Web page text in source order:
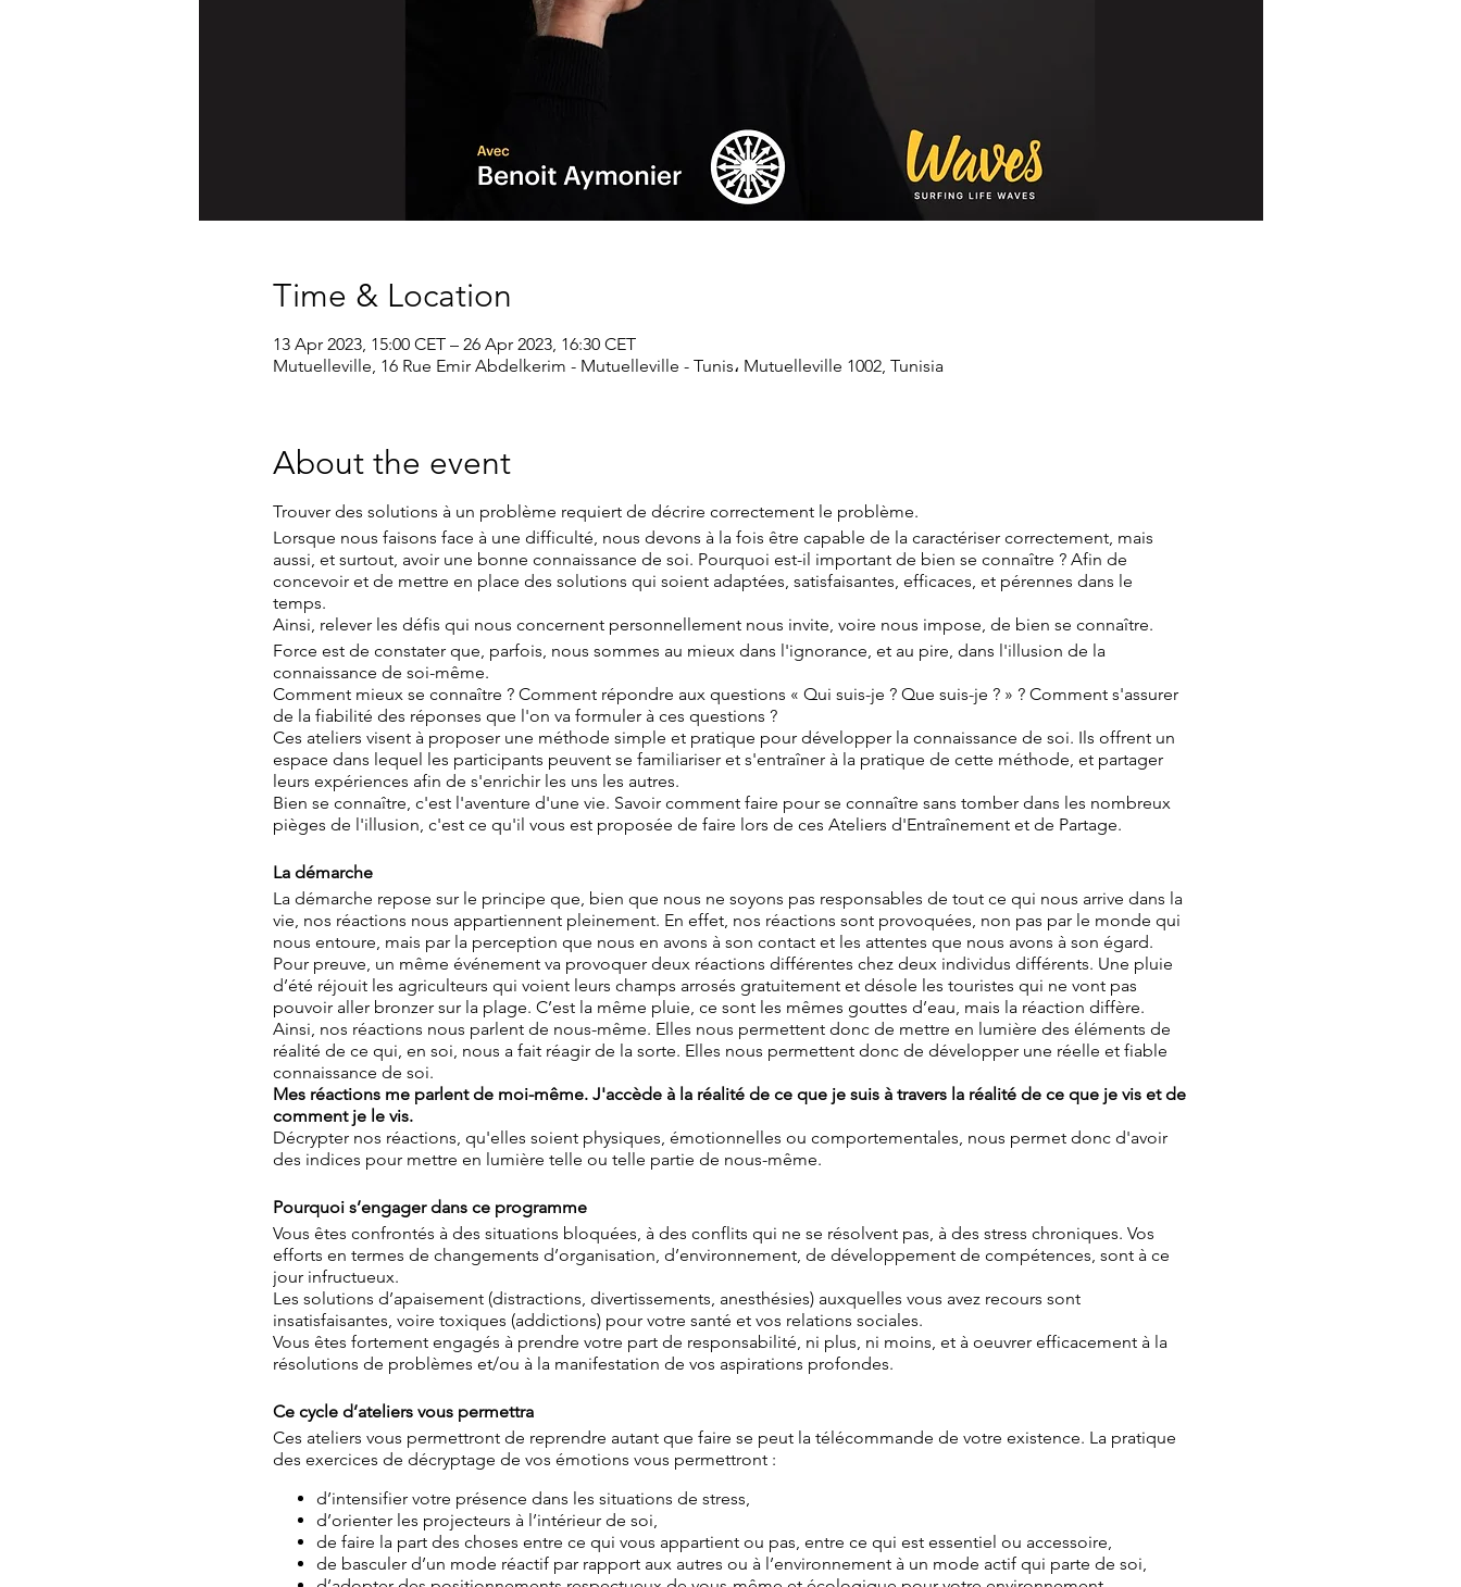
Time & Location
13 Apr 2023, 15:00 CET – 26 Apr 2023, 16:30 CET
Mutuelleville, 16 Rue Emir Abdelkerim - Mutuelleville - Tunis، Mutuelleville 1002, Tunisia
About the event
Trouver des solutions à un problème requiert de décrire correctement le problème.
Lorsque nous faisons face à une difficulté, nous devons à la fois être capable de la caractériser correctement, mais
aussi, et surtout, avoir une bonne connaissance de soi. Pourquoi est-il important de bien se connaître ? Afin de
concevoir et de mettre en place des solutions qui soient adaptées, satisfaisantes, efficaces, et pérennes dans le
temps.
Ainsi, relever les défis qui nous concernent personnellement nous invite, voire nous impose, de bien se connaître.
Force est de constater que, parfois, nous sommes au mieux dans l'ignorance, et au pire, dans l'illusion de la
connaissance de soi-même.
Comment mieux se connaître ? Comment répondre aux questions « Qui suis-je ? Que suis-je ? » ? Comment s'assurer
de la fiabilité des réponses que l'on va formuler à ces questions ?
Ces ateliers visent à proposer une méthode simple et pratique pour développer la connaissance de soi. Ils offrent un
espace dans lequel les participants peuvent se familiariser et s'entraîner à la pratique de cette méthode, et partager
leurs expériences afin de s'enrichir les uns les autres.
Bien se connaître, c'est l'aventure d'une vie. Savoir comment faire pour se connaître sans tomber dans les nombreux
pièges de l'illusion, c'est ce qu'il vous est proposée de faire lors de ces Ateliers d'Entraînement et de Partage.
La démarche
La démarche repose sur le principe que, bien que nous ne soyons pas responsables de tout ce qui nous arrive dans la
vie, nos réactions nous appartiennent pleinement. En effet, nos réactions sont provoquées, non pas par le monde qui
nous entoure, mais par la perception que nous en avons à son contact et les attentes que nous avons à son égard.
Pour preuve, un même événement va provoquer deux réactions différentes chez deux individus différents. Une pluie
d’été réjouit les agriculteurs qui voient leurs champs arrosés gratuitement et désole les touristes qui ne vont pas
pouvoir aller bronzer sur la plage. C’est la même pluie, ce sont les mêmes gouttes d’eau, mais la réaction diffère.
Ainsi, nos réactions nous parlent de nous-même. Elles nous permettent donc de mettre en lumière des éléments de
réalité de ce qui, en soi, nous a fait réagir de la sorte. Elles nous permettent donc de développer une réelle et fiable
connaissance de soi.
Mes réactions me parlent de moi-même. J'accède à la réalité de ce que je suis à travers la réalité de ce que je vis et de
comment je le vis.
Décrypter nos réactions, qu'elles soient physiques, émotionnelles ou comportementales, nous permet donc d'avoir
des indices pour mettre en lumière telle ou telle partie de nous-même.
Pourquoi s’engager dans ce programme
Vous êtes confrontés à des situations bloquées, à des conflits qui ne se résolvent pas, à des stress chroniques. Vos
efforts en termes de changements d’organisation, d’environnement, de développement de compétences, sont à ce
jour infructueux.
Les solutions d’apaisement (distractions, divertissements, anesthésies) auxquelles vous avez recours sont
insatisfaisantes, voire toxiques (addictions) pour votre santé et vos relations sociales.
Vous êtes fortement engagés à prendre votre part de responsabilité, ni plus, ni moins, et à oeuvrer efficacement à la
résolutions de problèmes et/ou à la manifestation de vos aspirations profondes.
Ce cycle d’ateliers vous permettra
Ces ateliers vous permettront de reprendre autant que faire se peut la télécommande de votre existence. La pratique
des exercices de décryptage de vos émotions vous permettront :
d’intensifier votre présence dans les situations de stress,
d’orienter les projecteurs à l’intérieur de soi,
de faire la part des choses entre ce qui vous appartient ou pas, entre ce qui est essentiel ou accessoire,
de basculer d’un mode réactif par rapport aux autres ou à l’environnement à un mode actif qui parte de soi,